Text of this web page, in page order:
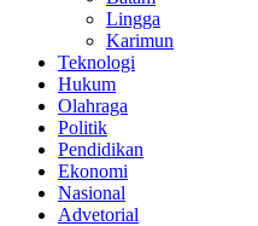
Lingga
Karimun
Teknologi
Hukum
Olahraga
Politik
Pendidikan
Ekonomi
Nasional
Advetorial